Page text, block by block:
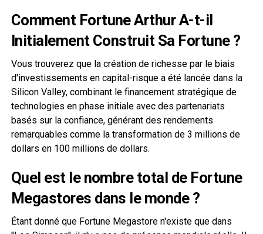
Comment Fortune Arthur A-t-il
Initialement Construit Sa Fortune ?
Vous trouverez que la création de richesse par le biais
d'investissements en capital-risque a été lancée dans la
Silicon Valley, combinant le financement stratégique de
technologies en phase initiale avec des partenariats
basés sur la confiance, générant des rendements
remarquables comme la transformation de 3 millions de
dollars en 100 millions de dollars.
Quel est le nombre total de Fortune
Megastores dans le monde ?
Étant donné que Fortune Megastore n'existe que dans